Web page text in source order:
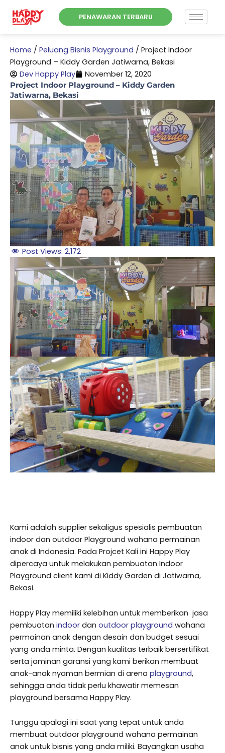
PENAWARAN TERBARU
Home / Peluang Bisnis Playground / Project Indoor
Playground – Kiddy Garden Jatiwarna, Bekasi
Dev Happy Play
November 12, 2020
Project Indoor Playground – Kiddy Garden
Jatiwarna, Bekasi
Post Views: 2,172
Kami adalah supplier sekaligus spesialis pembuatan
indoor dan outdoor Playground wahana permainan
anak di Indonesia. Pada Projcet Kali ini Happy Play
dipercaya untuk melakukan pembuatan Indoor
Playground client kami di Kiddy Garden di Jatiwarna,
Bekasi.
Happy Play memiliki kelebihan untuk memberikan jasa
pembuatan indoor dan outdoor playground wahana
permainan anak dengan desain dan budget sesuai
yang anda minta. Dengan kualitas terbaik bersertifikat
serta jaminan garansi yang kami berikan membuat
anak-anak nyaman bermian di arena playground,
sehingga anda tidak perlu khawatir memesan
playground bersama Happy Play.
Tunggu apalagi ini saat yang tepat untuk anda
membuat outdoor playground wahana permainan
anak untuk bisnis yang anda miliki. Bayangkan usaha